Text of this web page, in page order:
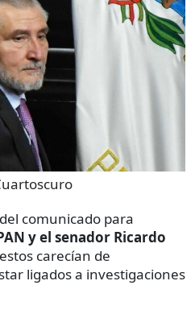
comunicado para
y el senador Ricardo
carecían de
ligados a investigaciones